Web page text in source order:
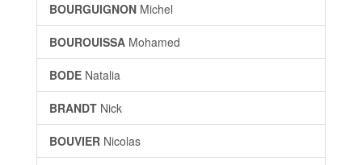
BOURGUIGNON Michel
BOUROUISSA Mohamed
BODE Natalia
BRANDT Nick
BOUVIER Nicolas